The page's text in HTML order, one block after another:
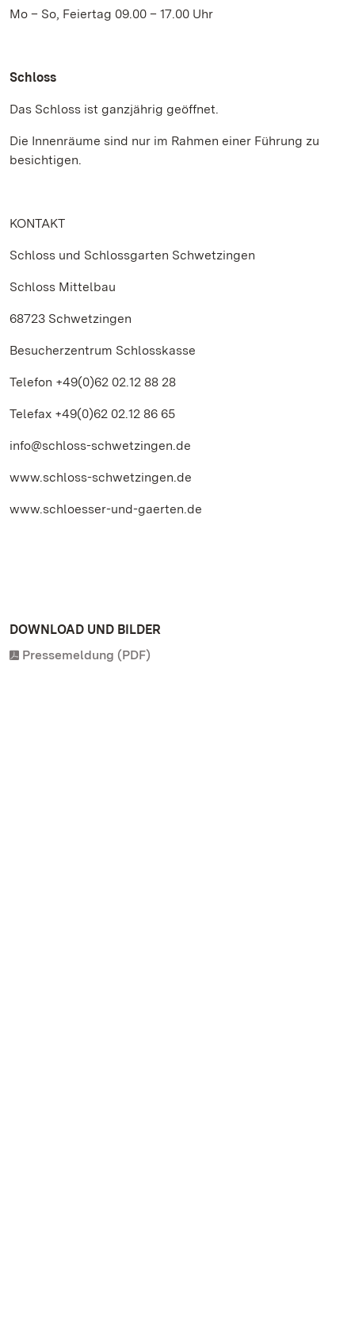
Mo – So, Feiertag 09.00 – 17.00 Uhr
Schloss
Das Schloss ist ganzjährig geöffnet.
Die Innenräume sind nur im Rahmen einer Führung zu
besichtigen.
KONTAKT
Schloss und Schlossgarten Schwetzingen
Schloss Mittelbau
68723 Schwetzingen
Besucherzentrum Schlosskasse
Telefon +49(0)62 02.12 88 28
Telefax +49(0)62 02.12 86 65
info@schloss-schwetzingen.de
www.schloss-schwetzingen.de
www.schloesser-und-gaerten.de
DOWNLOAD UND BILDER
Pressemeldung (PDF)